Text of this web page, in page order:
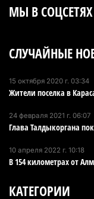
6 августа 2026 г.
сборы в
Первый раз с ИИ
интеллекту
Казахстанцы
6 августа 2026 г.
МЫ В СОЦСЕТЯХ
СЛУЧАЙНЫЕ
15 октября 2020 г. 03:34
Жители поселка в
24 февраля 2021 г. 06:07
Глава Талдыкоргана
10 апреля 2022 г. 10:18
В 154 километрах от
КАТЕГОРИИ